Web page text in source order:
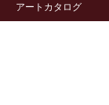
アートカタログ